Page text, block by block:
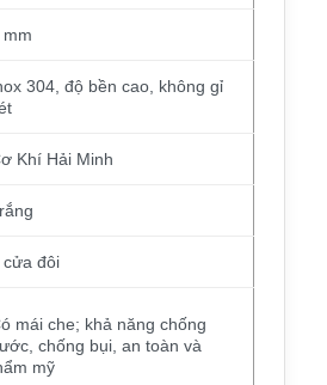
mm
304, độ bền cao, không gỉ
Khí Hải Minh
cửa đôi
mái che; khả năng chống
chống bụi, an toàn và
mỹ